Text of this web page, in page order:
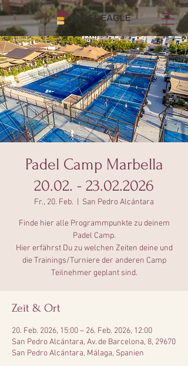
Padel Camp Marbella
20.02. - 23.02.2026
Fr., 20. Feb. San Pedro Alcántara
Finde hier alle Programmpunkte zu deinem
Padel Camp.
Hier erfährst Du zu welchen Zeiten deine und
die Trainings/Turniere der anderen Camp
Teilnehmer geplant sind.
Zeit & Ort
20. Feb. 2026, 15:00 – 26. Feb. 2026, 12:00
San Pedro Alcántara, Av. de Barcelona, 8, 29670
San Pedro Alcántara, Málaga, Spanien